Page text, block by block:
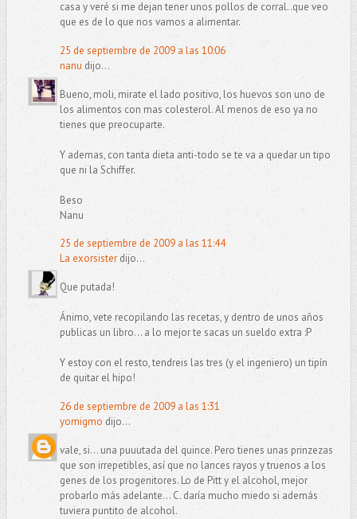
casa y veré si me dejan tener unos pollos de corral..que veo
que es de lo que nos vamos a alimentar.
25 de septiembre de 2009 a las 10:06
nanu dijo...
Bueno, moli, mirate el lado positivo, los huevos son uno de
los alimentos con mas colesterol. Al menos de eso ya no
tienes que preocuparte.
Y ademas, con tanta dieta anti-todo se te va a quedar un tipo
que ni la Schiffer.
Beso
Nanu
25 de septiembre de 2009 a las 11:44
La exorsisterdijo...
Que putada!
Ánimo, vete recopilando las recetas, y dentro de unos años
publicas un libro... a lo mejor te sacas un sueldo extra :P
Y estoy con el resto, tendreis las tres (y el ingeniero) un tipín
de quitar el hipo!
26 de septiembre de 2009 a las 1:31
yomigmo dijo...
vale, si... una puuutada del quince. Pero tienes unas prinzezas
que son irrepetibles, así que no lances rayos y truenos a los
genes de los progenitores. Lo de Pitt y el alcohol, mejor
probarlo más adelante... C. daría mucho miedo si además
tuviera puntito de alcohol.